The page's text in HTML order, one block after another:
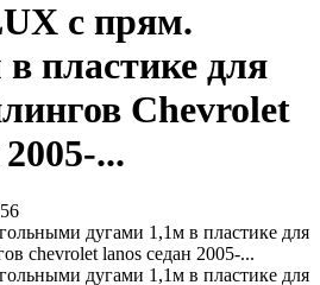
с прям.
пластике для
Chevrolet
...